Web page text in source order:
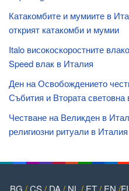
Катакомбите и мумиите в
открият катакомби и мумии
Italo високоскоростните
Speed ​​влак в Италия
Ден на Освобождението
Събития и Втората световна
Честване на Великден в
религиозни ритуали в Италия
BG /CS/ DA / NL / ET/ EN /FI